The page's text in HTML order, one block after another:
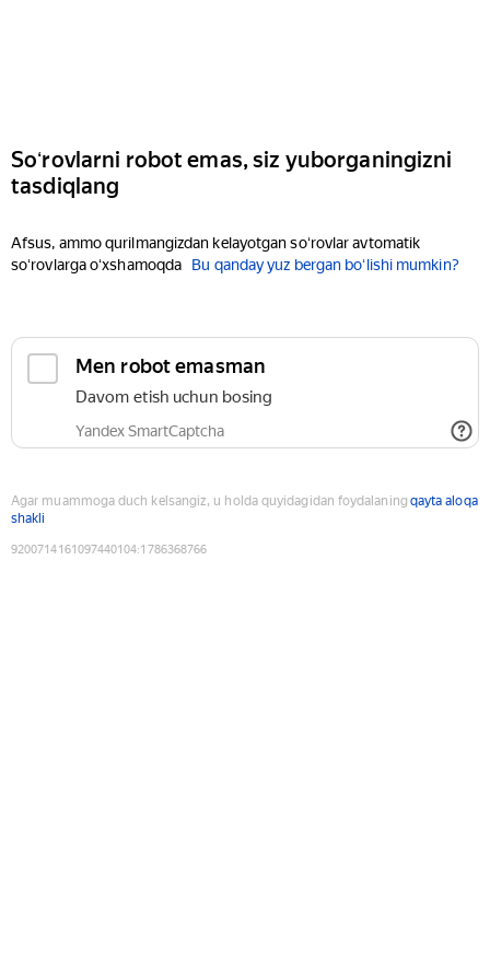
Soʻrovlarni robot emas, siz yuborganingizni
tasdiqlang
Afsus, ammo qurilmangizdan kelayotgan soʻrovlar avtomatik
soʻrovlarga oʻxshamoqda
Bu qanday yuz bergan boʻlishi mumkin?
Men robot emasman
Davom etish uchun bosing
Yandex SmartCaptcha
Agar muammoga duch kelsangiz, u holda quyidagidan foydalaning qayta aloqa
shakli
9200714161097440104:1786368766